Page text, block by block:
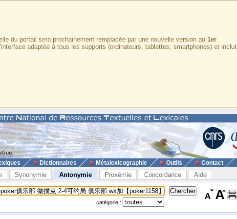
du portail sera prochainement remplacée par une nouvelle version au 1er
adaptée à tous les supports (ordinateurs, tablettes, smartphones) et inclut
Dictionnaires Métalexicographie Outils Contact
Synonymie Antonymie Proxémie Concordance Aide
catégorie :